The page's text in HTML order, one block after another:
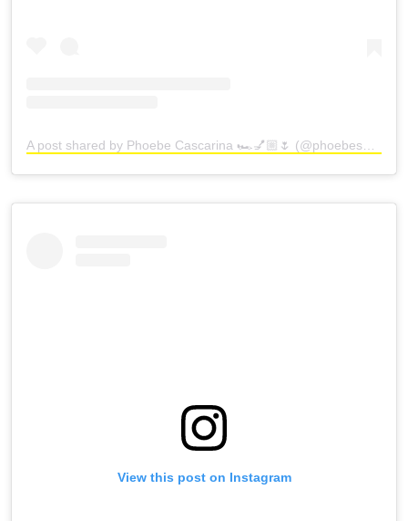
A post shared by Phoebe Cascarina 🏎️💅🏼🌷 (@phoebesummernails)
View this post on Instagram